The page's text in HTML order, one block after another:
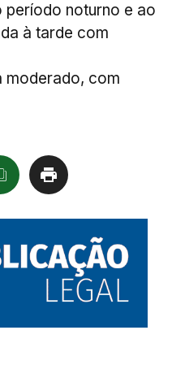
período noturno e ao
à tarde com
moderado, com